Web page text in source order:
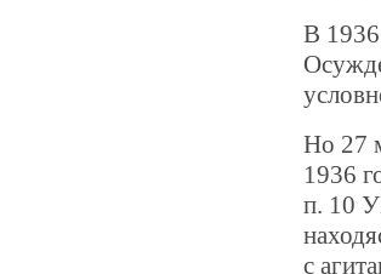
В
Но 27
1936
п. 10
с